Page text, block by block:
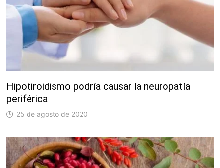
Hipotiroidismo podría causar la neuropatía
periférica
25 de agosto de 2020